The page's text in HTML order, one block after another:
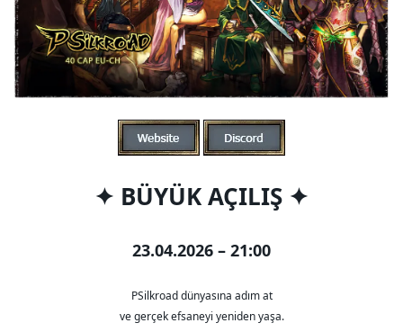
✦ BÜYÜK AÇILIŞ ✦
23.04.2026 – 21:00
PSilkroad dünyasına adım at
ve gerçek efsaneyi yeniden yaşa.